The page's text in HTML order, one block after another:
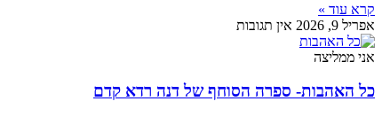
קרא עוד »
אפריל 9, 2026
אין תגובות
אני ממליצה
כל האהבות- ספרה הסוחף של דנה רדא קדם